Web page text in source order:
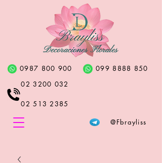
@Fbrayliss
0987 800 900
02 3200 032
02 513 2385
099 8888 850